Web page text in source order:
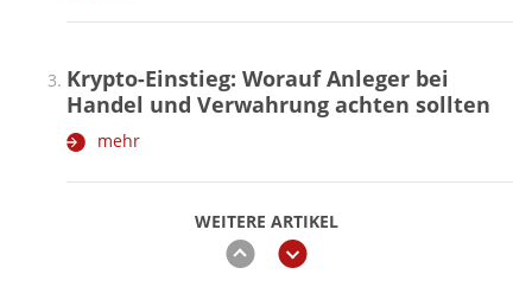
WEITERE ARTIKEL
zurückweiter
Krypto-Einstieg: Worauf Anleger bei
Handel und Verwahrung achten sollten
mehr